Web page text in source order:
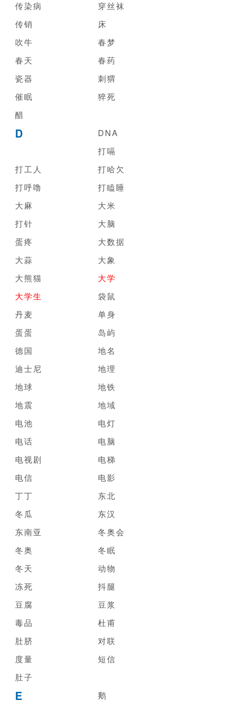
传染病
穿丝袜
传销
床
吹牛
春梦
春天
春药
瓷器
刺猬
催眠
猝死
醋
D
DNA
打嗝
打工人
打哈欠
打呼噜
打瞌睡
大麻
大米
打针
大脑
蛋疼
大数据
大蒜
大象
大熊猫
大学
大学生
袋鼠
丹麦
单身
蛋蛋
岛屿
德国
地名
迪士尼
地理
地球
地铁
地震
地域
电池
电灯
电话
电脑
电视剧
电梯
电信
电影
丁丁
东北
冬瓜
东汉
东南亚
冬奥会
冬奥
冬眠
冬天
动物
冻死
抖腿
豆腐
豆浆
毒品
杜甫
肚脐
对联
度量
短信
肚子
E
鹅